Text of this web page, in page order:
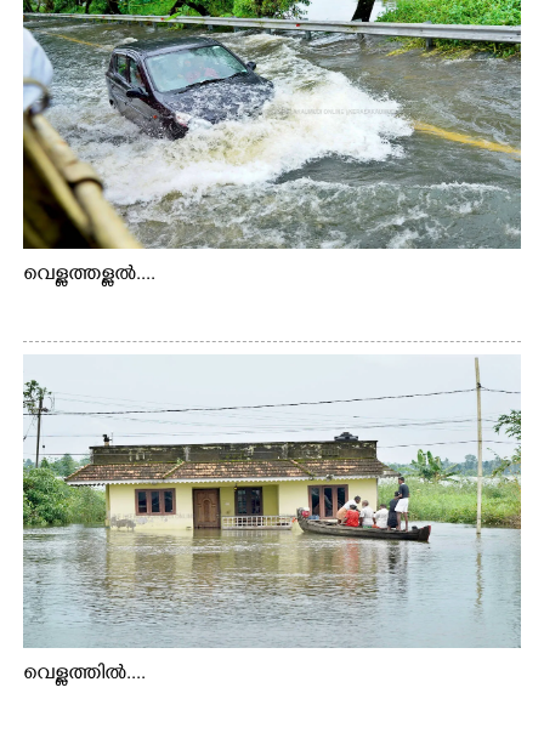
വെള്ളത്തള്ളൽ....
വെള്ളത്തിൽ....